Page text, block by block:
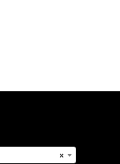
×